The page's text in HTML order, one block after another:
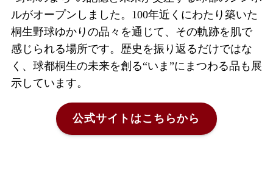
ルがオープンしました。100年近くにわたり築いた
桐生野球ゆかりの品々を通じて、その軌跡を肌で
感じられる場所です。歴史を振り返るだけではな
く、球都桐生の未来を創る“いま”にまつわる品も展
示しています。
公式サイトはこちらから